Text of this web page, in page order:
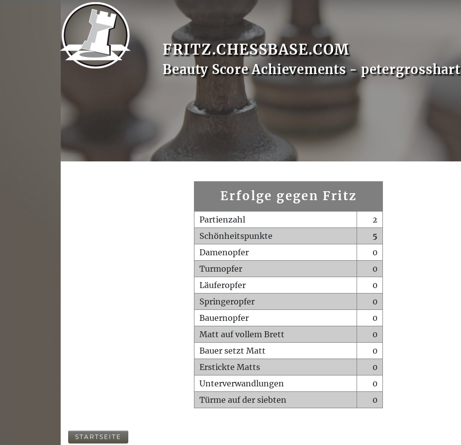
FRITZ.CHESSBASE.COM
Beauty Score Achievements - petergrosshart
Erfolge gegen Fritz
Partienzahl
2
Schönheitspunkte
5
Damenopfer
0
Turmopfer
0
Läuferopfer
0
Springeropfer
0
Bauernopfer
0
Matt auf vollem Brett
0
Bauer setzt Matt
0
Erstickte Matts
0
Unterverwandlungen
0
Türme auf der siebten
0
STARTSEITE